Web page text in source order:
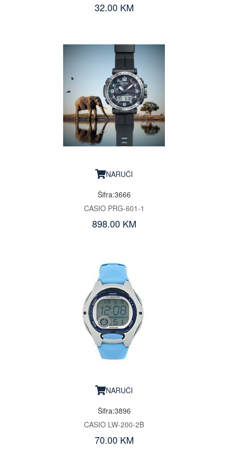
32.00 KM
NARUČI
Šifra:3666
CASIO PRG-601-1
898.00 KM
NARUČI
Šifra:3896
CASIO LW-200-2B
70.00 KM